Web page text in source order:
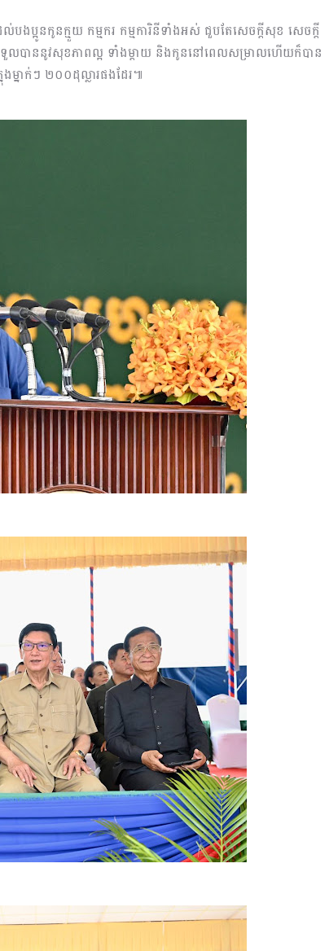
ប្អូនកូនក្មួយ កម្មករ កម្មការិនីទាំងអស់ ជួបតែសេចក្តីសុខ សេចក្តី
ទួលបាននូវសុខភាពល្អ ទាំងម្ដាយ និងកូននៅពេលសម្រាលហើយក៏បាន
ម្នាក់ៗ ២០០ដុល្លារផងដែរ៕